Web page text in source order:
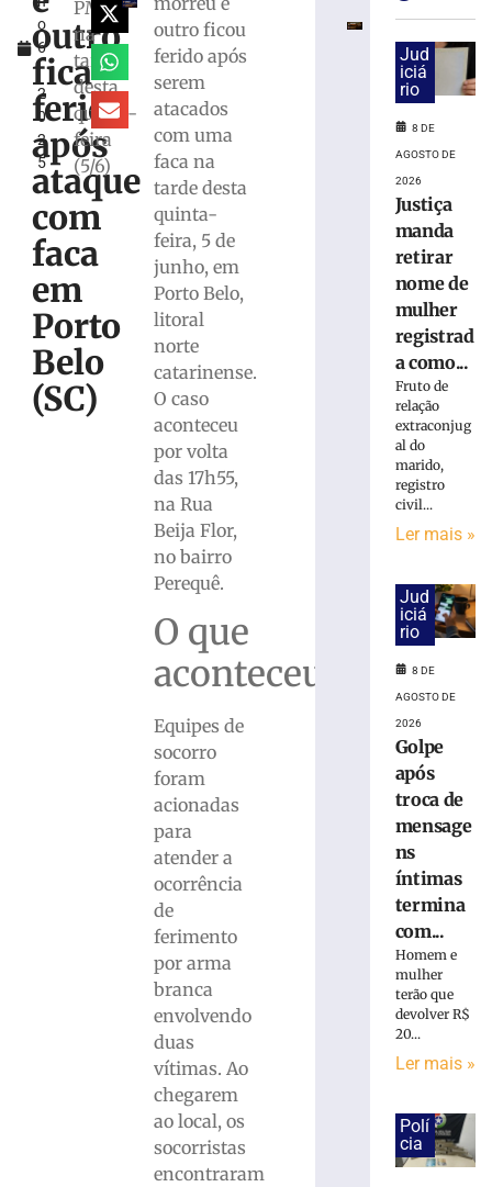
o
6
2
0
2
5
outro
fica
ferido
após
ataque
com
faca
em
Porto
Belo
(SC)
PM
na
tarde
desta
quinta-
feira
(5/6)
outro ficou
ferido após
serem
atacados
com uma
faca na
tarde desta
quinta-
feira, 5 de
junho, em
Porto Belo,
litoral
norte
catarinense.
O caso
aconteceu
por volta
das 17h55,
na Rua
Beija Flor,
no bairro
Perequê.
O que
aconteceu?
Equipes de
socorro
foram
acionadas
para
atender a
ocorrência
de
ferimento
por arma
branca
envolvendo
duas
vítimas. Ao
chegarem
ao local, os
socorristas
encontraram
exige
transferências
bancárias
apresentar
Homem
tropeça
calçada,
atropelado
Bento
Homem
preso
quase
maconha
Jud
iciá
rio
8 DE
AGOSTO DE
2026
Justiça
manda
retirar
nome de
mulher
registrad
a como...
Fruto de
relação
extraconjug
al do
marido,
registro
civil...
Ler mais »
Jud
iciá
rio
8 DE
AGOSTO DE
2026
Golpe
após
troca de
mensage
ns
íntimas
termina
com...
Homem e
mulher
terão que
devolver R$
20...
Ler mais »
Polí
cia